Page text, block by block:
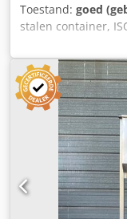
Toestand: goed
stalen container,
Dubbele
Interne
Dodozh Eg Njpfx
6050/2420/H2590